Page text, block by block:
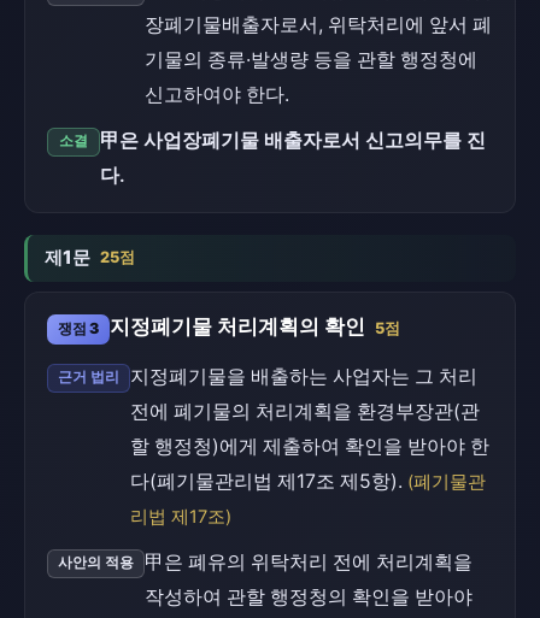
장폐기물배출자로서, 위탁처리에 앞서 폐
기물의 종류·발생량 등을 관할 행정청에
신고하여야 한다.
소결
甲은 사업장폐기물 배출자로서 신고의무를 진
다.
제1문 25점
쟁점 3 지정폐기물 처리계획의 확인 5점
근거 법리
지정폐기물을 배출하는 사업자는 그 처리
전에 폐기물의 처리계획을 환경부장관(관
할 행정청)에게 제출하여 확인을 받아야 한
다(폐기물관리법 제17조 제5항). (폐기물관
리법 제17조)
사안의 적용
甲은 폐유의 위탁처리 전에 처리계획을
작성하여 관할 행정청의 확인을 받아야